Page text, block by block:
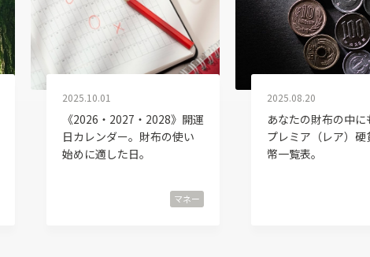
2025.10.01
《2026・2027・2028》開運
日カレンダー。財布の使い
始めに適した日。
マネー
2025.08.20
あなたの財布の中に
プレミア（レア）硬
幣一覧表。